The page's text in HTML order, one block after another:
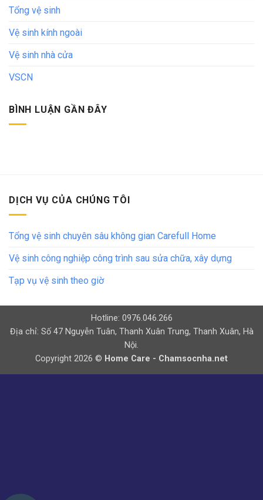
Tổng vệ sinh
Vệ sinh kính ngoài
Vệ sinh nhà cửa
VSCN
BÌNH LUẬN GẦN ĐÂY
DỊCH VỤ CỦA CHÚNG TÔI
Tổng vệ sinh chuyên sâu không gian Carefull Home
Vệ sinh công nghiệp công trình sau sửa chữa, xây dựng
Tạp vụ vệ sinh theo giờ
Hotline: 0976.046.266
Địa chỉ: Số 47 Nguyễn Tuân, Thanh Xuân Trung, Thanh Xuân, Hà
Nội.
Copyright 2026 © Home Care - Chamsocnha.net